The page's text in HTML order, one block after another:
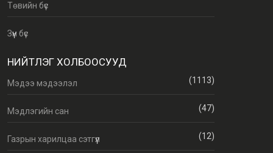
Төвийн бүс
Зүүн бүс
НИЙТЛЭГ ХОЛБООСУУД
Мэдээ мэдээлэл (1113)
Мэдлэгийн сан (47)
Газрын харилцаа сэтгүүл (12)